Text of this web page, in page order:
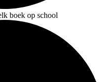
boek op school